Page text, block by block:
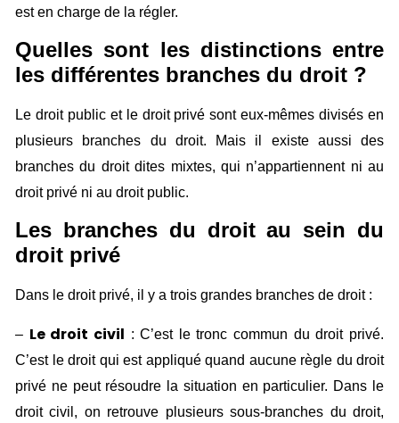
est en charge de la régler.
Quelles sont les distinctions entre
les différentes branches du droit ?
Le droit public et le droit privé sont eux-mêmes divisés en
plusieurs branches du droit. Mais il existe aussi des
branches du droit dites mixtes, qui n’appartiennent ni au
droit privé ni au droit public.
Les branches du droit au sein du
droit privé
Dans le droit privé, il y a trois grandes branches de droit :
– Le droit civil : C’est le tronc commun du droit privé.
C’est le droit qui est appliqué quand aucune règle du droit
privé ne peut résoudre la situation en particulier. Dans le
droit civil, on retrouve plusieurs sous-branches du droit,